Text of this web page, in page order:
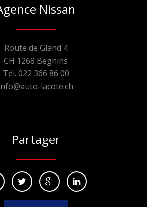
Nissan
Route de Gland 4
CH 1268 Begnins
Tél. 022 366 86 00
lacote.ch
Partager